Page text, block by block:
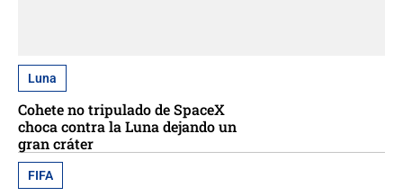
Luna
Cohete no tripulado de SpaceX
choca contra la Luna dejando un
gran cráter
FIFA